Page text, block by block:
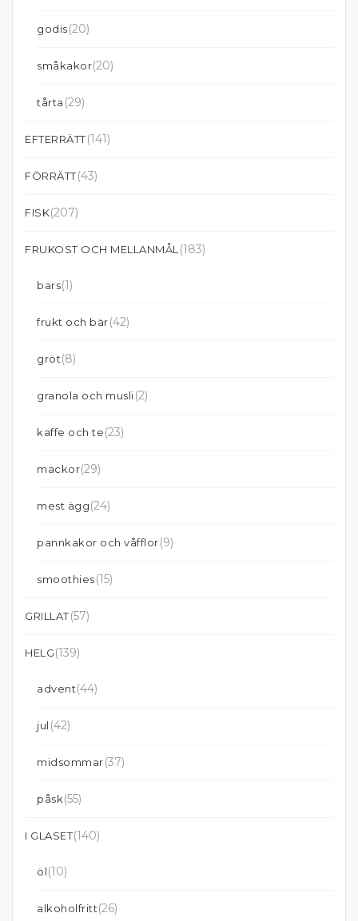
godis(20)
småkakor(20)
tårta (29)
EFTERRÄTT(141)
FÖRRÄTT(43)
FISK(207)
FRUKOST OCH MELLANMÅL (183)
bars(1)
frukt och bär(42)
gröt(8)
granola och musli(2)
kaffe och te(23)
mackor(29)
mest ägg(24)
pannkakor och våfflor(9)
smoothies(15)
GRILLAT(57)
HELG(139)
advent(44)
jul (42)
midsommar(37)
påsk(55)
I GLASET(140)
öl(10)
alkoholfritt(26)